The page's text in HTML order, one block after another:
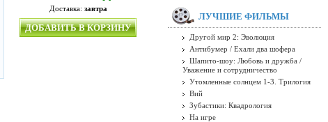
Доставка: завтра
ДОБАВИТЬ В КОРЗИНУ
ЛУЧШИЕ ФИЛЬМЫ
Другой мир 2: Эволюция
Антибумер / Ехали два шофера
Шапито-шоу: Любовь и дружба /
Уважение и сотрудничество
Утомленные солнцем 1-3. Трилогия
Вий
Зубастики: Квадрология
На игре